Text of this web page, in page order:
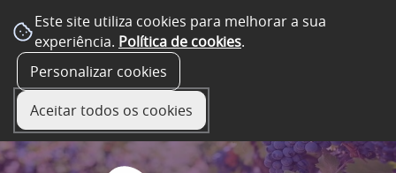
Este site utiliza cookies para melhorar a sua
experiência. Política de cookies.
Personalizar cookies
Aceitar todos os cookies